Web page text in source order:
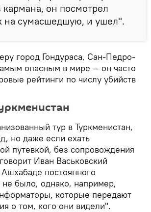
кармана, он посмотрел
на сумасшедшую, и ушел".
город Гондураса, Сан-Педро-
опасным в мире — он часто
рейтинги по числу убийств
тур в Туркменистан,
но даже если ехать
путевкой, без сопровождения
Иван Васьковский
постоянного
было, однако, например,
которые передают
о том, кого они видели".